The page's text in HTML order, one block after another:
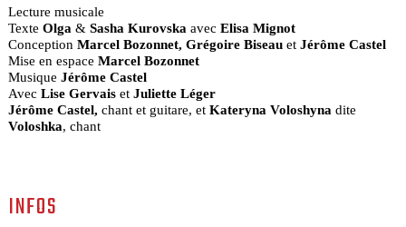
Lecture musicale
Texte Olga & Sasha Kurovska avec Elisa Mignot
Conception Marcel Bozonnet, Grégoire Biseauet Jérôme Castel
Mise en espace Marcel Bozonnet
Musique Jérôme Castel
Avec Lise Gervaiset Juliette Léger
Jérôme Castel, chant et guitare, etKateryna Voloshyna dite
Voloshka, chant
INFOS